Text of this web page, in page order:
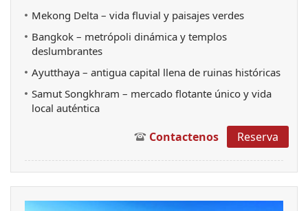
Mekong Delta – vida fluvial y paisajes verdes
Bangkok – metrópoli dinámica y templos
deslumbrantes
Ayutthaya – antigua capital llena de ruinas históricas
Samut Songkhram – mercado flotante único y vida
local auténtica
Contactenos Reserva